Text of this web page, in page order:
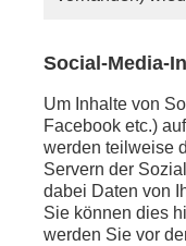
Social-Media-
Um Inhalte von
Facebook etc.)
werden teilweise
Servern der
dabei Daten von
Sie können dies
werden Sie vor